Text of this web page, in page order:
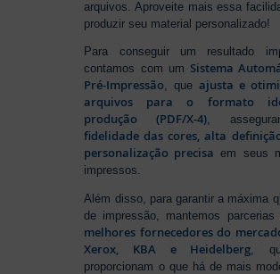
arquivos. Aproveite mais essa
produzir seu material personalizado!
Para conseguir um resultado
contamos com um Sistema
Pré-Impressão, queajusta e
arquivos para o formato
produção (PDF/X-4),
fidelidade das cores, alta
personalização precisa em seus
impressos.
Além disso, para garantir a máxima
de impressão, mantemos
melhores fornecedores do
Xerox, KBA e Heidelberg,
proporcionam o que há de mais